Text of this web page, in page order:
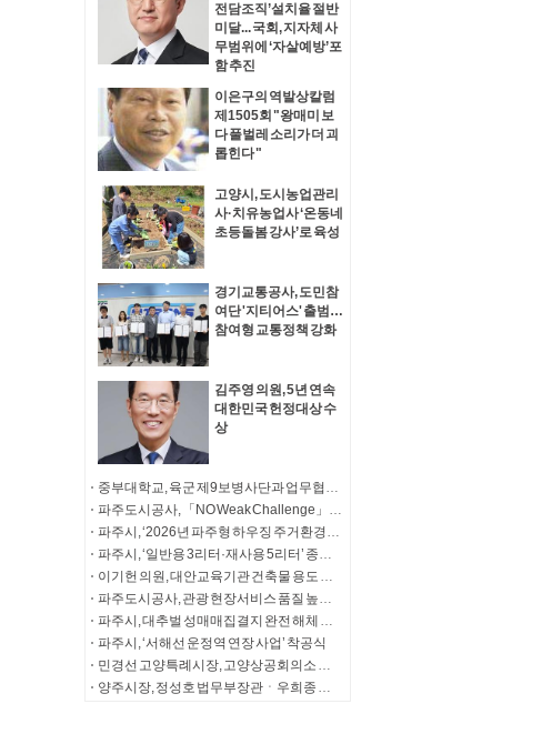
전담조직’설치율 절반
미달... 국회, 지자체 사
무범위에 ‘자살예방’포
함 추진
이은구의 역발상칼럼
제1505회 "왕매미 보
다 풀벌레 소리가 더 괴
롭힌다 "
고양시, 도시농업관리
사·치유농업사 ‘온동네
초등돌봄 강사’로 육성
경기교통공사, 도민참
여단 '지티어스' 출범…
참여형 교통정책 강화
김주영 의원, 5년 연속
대한민국 헌정대상 수
상
중부대학교, 육군 제9보병사단과 업무협약 체결
파주도시공사, 「NO Weak Challenge」 청소년 마약 예방 릴레이 캠페인 동참
파주시, ‘2026년 파주형 하우징 주거환경개선사업’ 기탁식
파주시, ‘일반용 3리터·재사용 5리터’ 종량제봉투 판매 개시
이기헌 의원, 대안교육기관 건축물 용도 문제 해결 ‘결실’ “고양자유학교 폐쇄 위기 해소”
파주도시공사, 관광 현장서비스 품질 높인다.
파주시, 대추벌 성매매집결지 완전 해체 사업 추진
파주시, ‘서해선 운정역 연장 사업’ 착공식
민경선 고양특례시장, 고양상공회의소 의원단 간담회
양주시장, 정성호 법무부장관ㆍ우희종 한국마사회장 만나 과천경마공원 양주 이전 제안